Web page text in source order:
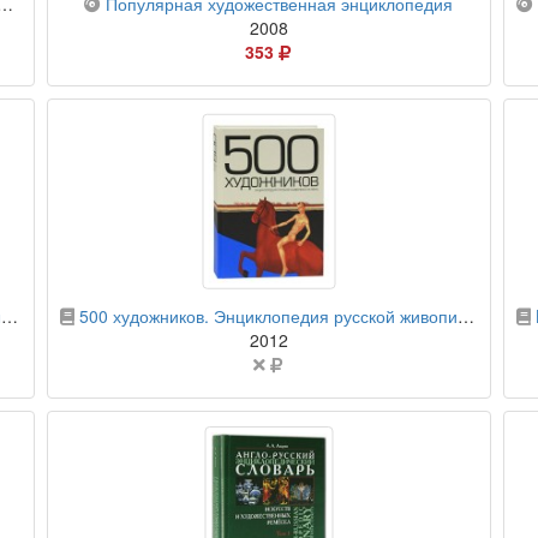
2008
353 Цена
российских
рублях
бумажная книга
500 художников. Энциклопедия русской живописи ХХ века
2012
указана